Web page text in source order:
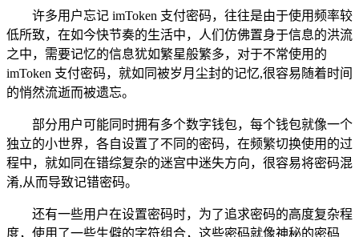
许多用户忘记 imToken 支付密码，往往是由于使用频率较
低所致，在如今快节奏的生活中，人们仿佛置身于信息的洪流
之中，需要记忆的信息犹如繁星般繁多，对于不常使用的
imToken 支付密码，就如同被岁月尘封的记忆,很容易随着时间
的悄然流逝而被遗忘。
部分用户可能同时拥有多个数字钱包，每个钱包就像一个
独立的小世界，各自设置了不同的密码，在频繁切换使用的过
程中，就如同在错综复杂的迷宫中迷失方向，很容易将密码混
淆,从而导致记错密码。
还有一些用户在设置密码时，为了追求密码的高度复杂程
度，使用了一些生僻的字符组合，这些密码就像神秘的密码